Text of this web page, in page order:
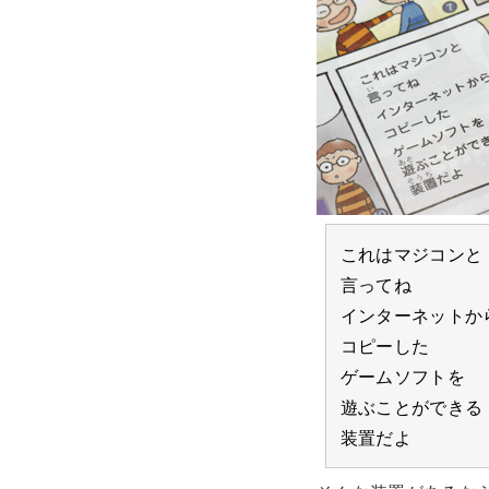
これはマジコンと
言ってね
インターネットか
コピーした
ゲームソフトを
遊ぶことができる
装置だよ